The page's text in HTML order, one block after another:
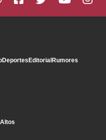
DeportesEditorialRumores